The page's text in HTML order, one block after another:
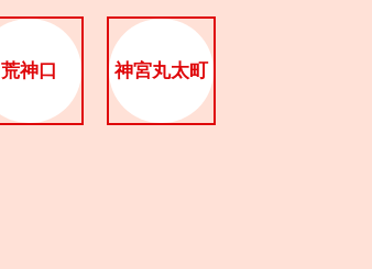
荒神口 神宮丸太町